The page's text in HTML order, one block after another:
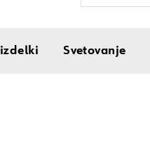
Svetovanje